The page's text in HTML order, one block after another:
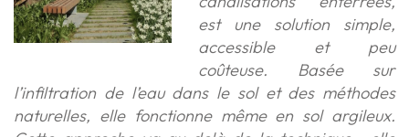
est une solution simple,
accessible et peu
coûteuse. Basée sur
l’infiltration de l’eau dans le sol et des méthodes
naturelles, elle fonctionne même en sol argileux.